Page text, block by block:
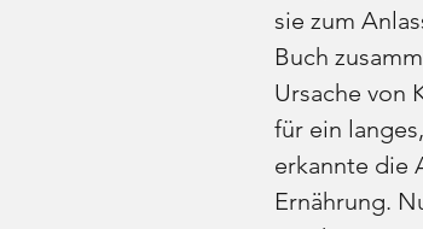
sie zum
Buch
Ursache von
für ein
erkannte die
Ernährung.